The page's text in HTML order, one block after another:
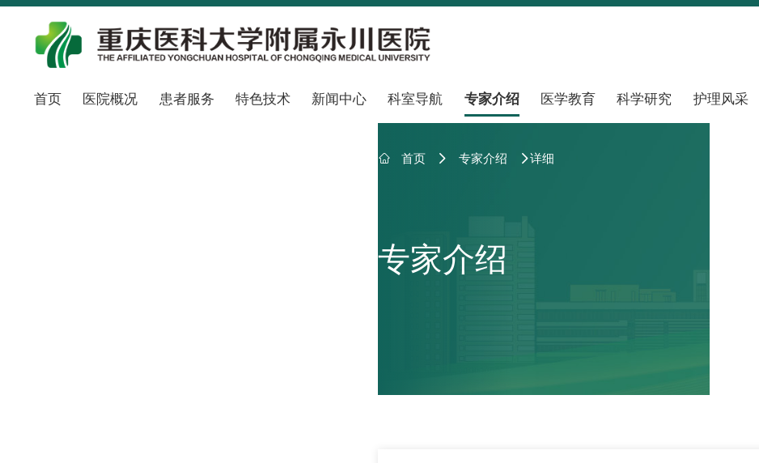
首页 医院概况 患者服务 特色技术 新闻中心 科室导航 专家介绍 医学教育 科学研究 护理风采
 首页  专家介绍 详细
专家介绍